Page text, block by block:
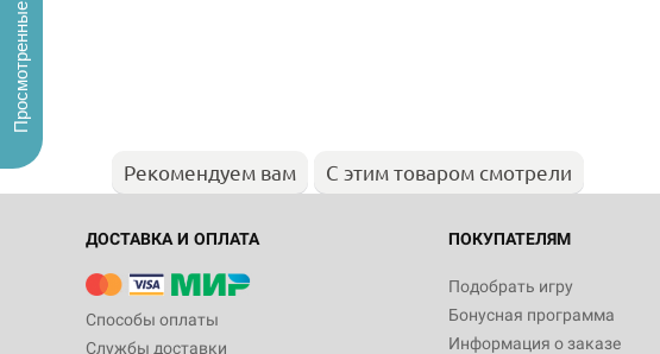
Рекомендуем вам С этим товаром смотрели
ДОСТАВКА И ОПЛАТА
Способы оплаты
Службы доставки
ПОКУПАТЕЛЯМ
Подобрать игру
Бонусная программа
Информация о заказе
Просмотренные